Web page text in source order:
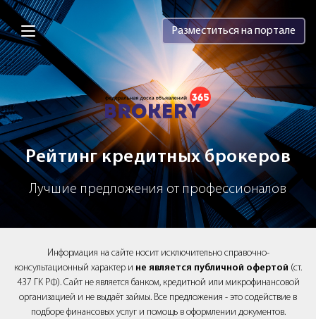
Brokery365 - Рейтинг кредитных
Разместиться на портале
Рейтинг кредитных брокеров
Лучшие предложения от профессионалов
Информация на сайте носит исключительно справочно-
консультационный характер и не является публичной офертой (ст.
437 ГК РФ). Сайт не является банком, кредитной или микрофинансовой
организацией и не выдаёт займы. Все предложения - это содействие в
подборе финансовых услуг и помощь в оформлении документов.